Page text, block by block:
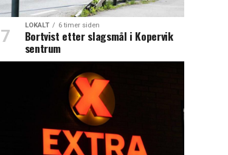
LOKALT 6 timer siden
Bortvist etter slagsmål i Kopervik
sentrum